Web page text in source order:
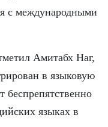
с международными
Амитабх Наг,
в языковую
беспрепятственно
языках в